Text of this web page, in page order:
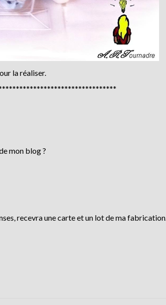
la réaliser.
mon blog ?
recevra une carte et un lot de ma fabrication.